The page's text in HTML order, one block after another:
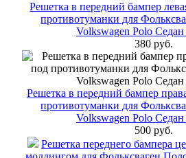
Решетка в передний бампер
противотуманки для
Volkswagen Polo
380 руб.
Решетка в передний бампер
противотуманки для
Volkswagen Polo
500 руб.
Решетка переднего бампера